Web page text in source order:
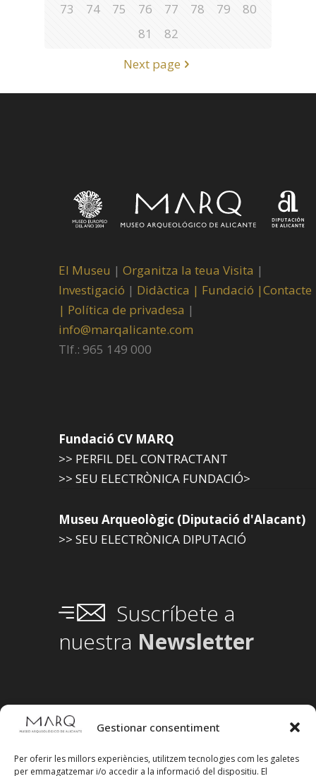
Gestionar consentiment
Per oferir les millors experiències, utilitzem tecnologies com les galetes
per emmagatzemar i/o accedir a la informació del dispositiu. El
73
74 75 76 77 78 79
80
81
82
Next page
El Museu | Organitza la teua Visita |
Investigació | Didàctica | Fundació |Contacte
| Política de privadesa |
info@marqalicante.com
Tlf.: 965 149 000
Fundació CV MARQ
>> PERFIL DEL CONTRACTANT
>> SEU ELECTRÒNICA FUNDACIÓ>
Museu Arqueològic (Diputació d'Alacant)
>> SEU ELECTRÒNICA DIPUTACIÓ
Suscríbete a
nuestra Newsletter